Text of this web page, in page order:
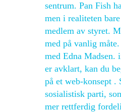
sentrum. Pan Fish
men i realiteten
medlem av styret.
med på vanlig
med Edna Madsen.
er avklart, kan du
på et web-konsept .
sosialistisk parti,
mer rettferdig